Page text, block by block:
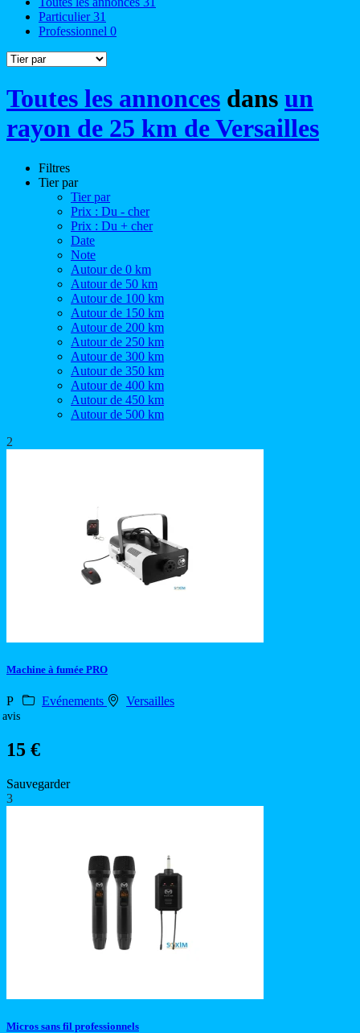
Particulier31
Professionnel 0
Toutes les annonces dans un
rayon de 25 km de Versailles
Filtres
Tier par
Tier par
Prix : Du - cher
Prix : Du + cher
Date
Note
Autour de 0 km
Autour de 50 km
Autour de 100 km
Autour de 150 km
Autour de 200 km
Autour de 250 km
Autour de 300 km
Autour de 350 km
Autour de 400 km
Autour de 450 km
Autour de 500 km
2
Machine à fumée PRO
P Evénements Versailles
avis
15 €
Sauvegarder
3
Micros sans fil professionnels